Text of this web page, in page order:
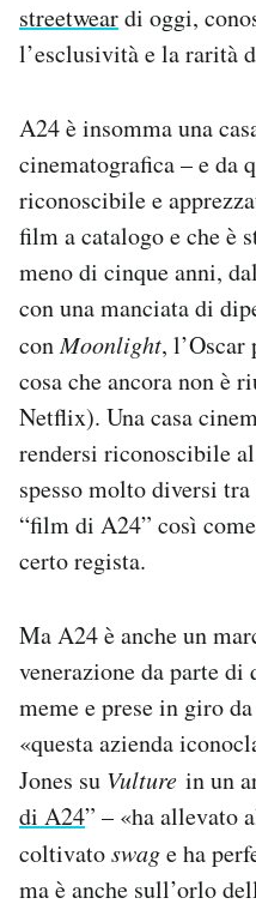
streetweardi oggi,
l’esclusività e la rarità
A24 è insomma una
cinematografica – e da
riconoscibile e
film a catalogo e che è
meno di cinque anni,
con una manciata di
conMoonlight,
cosa che ancora non è
Netflix). Una casa
rendersi riconoscibile
spesso molto diversi
“film di A24” così
certo regista.
Ma A24 è anche un
venerazione da parte
meme e prese in giro
«questa azienda
Jones su Vulture in un
di A24” – «ha allevato
coltivatoswage ha
ma è anche sull’orlo